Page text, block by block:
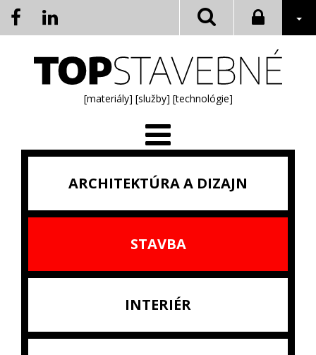
[materiály] [služby] [technológie]
ARCHITEKTÚRA A DIZAJN
STAVBA
INTERIÉR